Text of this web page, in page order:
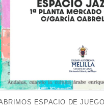
ESPACIO DE